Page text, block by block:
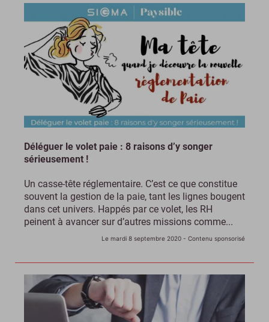
Déléguer le volet paie : 8 raisons d’y songer
sérieusement !
Un casse-tête réglementaire. C’est ce que constitue
souvent la gestion de la paie, tant les lignes bougent
dans cet univers. Happés par ce volet, les RH
peinent à avancer sur d’autres missions comme...
Le mardi 8 septembre 2020 - Contenu sponsorisé